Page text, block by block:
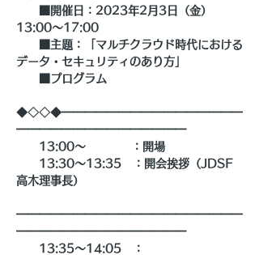
■開催日：2023年2月3日（金）
13:00～17:00
■主題：「マルチクラウド時代における
データ・セキュリティのあり方」
■プログラム
◆◇◇◆━━━━━━━━━━━━━━━━
━━━━━━━━━━━━━━━
13:00～　　　　：開場
13:30～13:35　：開会挨拶（JDSF
高木理事長）
━━━━━━━━━━━━━━━━━━━━
━━━━━━━━━━━━━━━
13:35～14:05　：